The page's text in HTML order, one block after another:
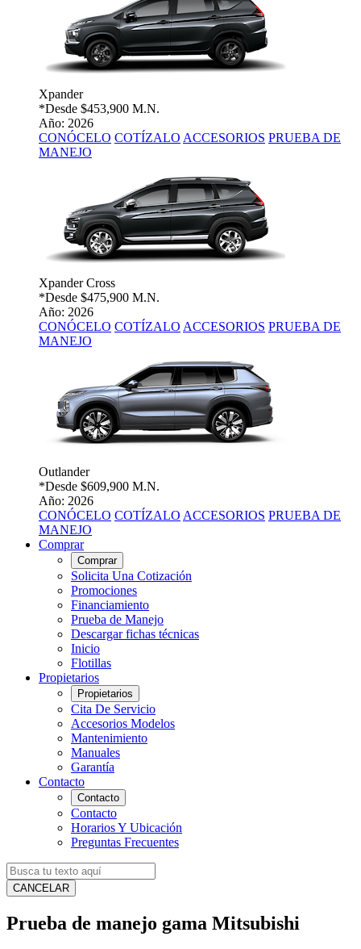
Xpander
*Desde $453,900 M.N.
Año: 2026
CONÓCELO COTÍZALO ACCESORIOS PRUEBA DE
MANEJO
Xpander Cross
*Desde $475,900 M.N.
Año: 2026
CONÓCELO COTÍZALO ACCESORIOS PRUEBA DE
MANEJO
Outlander
*Desde $609,900 M.N.
Año: 2026
CONÓCELO COTÍZALO ACCESORIOS PRUEBA DE
MANEJO
Comprar
Comprar
Solicita Una Cotización
Promociones
Financiamiento
Prueba de Manejo
Descargar fichas técnicas
Inicio
Flotillas
Propietarios
Propietarios
Cita De Servicio
Accesorios Modelos
Mantenimiento
Manuales
Garantía
Contacto
Contacto
Contacto
Horarios Y Ubicación
Preguntas Frecuentes
CANCELAR
Prueba de manejo gama Mitsubishi